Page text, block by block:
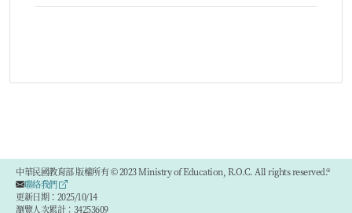
中華民國教育部 版權所有 © 2023 Ministry of Education, R.O.C. All rights reserved.®
聯絡我們
更新日期：2025/10/14
瀏覽人次累計：34253609